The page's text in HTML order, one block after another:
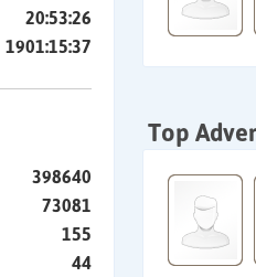
20:53:26
1901:15:37
398640
73081
155
44
Top